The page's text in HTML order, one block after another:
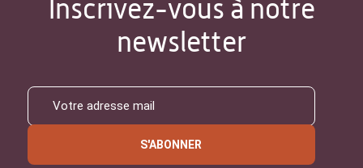
Inscrivez-vous à notre
newsletter
S'ABONNER